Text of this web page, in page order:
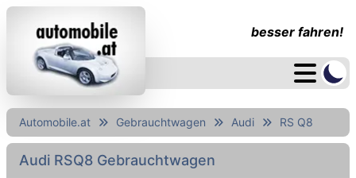
besser fahren!
Automobile.at Gebrauchtwagen Audi RS Q8
Audi RSQ8 Gebrauchtwagen